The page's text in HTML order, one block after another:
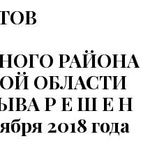
район
туристский слёт
сборной
...
РАЙОНА
ОБЛАСТИ
Р Е Ш Е Н
2018 года